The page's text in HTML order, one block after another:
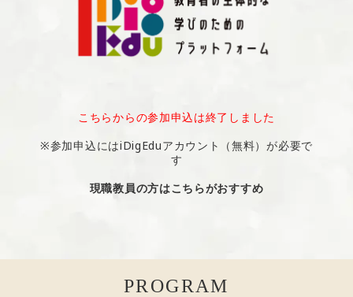
こちらからの参加申込は終了しました
※参加申込にはiDigEduアカウント（無料）が必要で
す
現職教員の方はこちらがおすすめ
PROGRAM